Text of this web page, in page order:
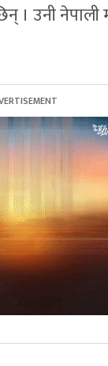
। उनी